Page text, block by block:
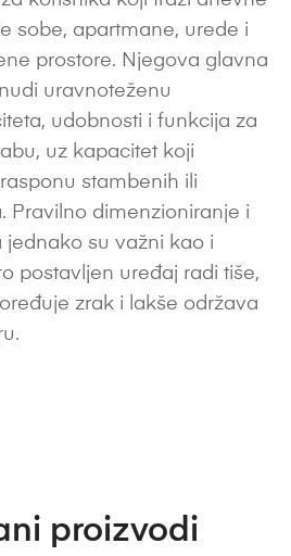
sobe, apartmane, urede i
prostore. Njegova glavna
uravnoteženu
udobnosti i funkcija za
uz kapacitet koji
stambenih ili
Pravilno dimenzioniranje i
jednako su važni kao i
postavljen uređaj radi tiše,
zrak i lakše održava
proizvodi